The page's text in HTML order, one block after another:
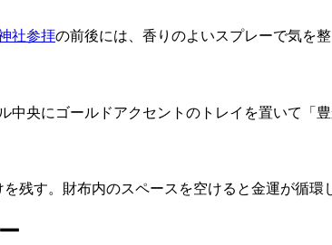
社参拝の前後には、香りのよいスプレーで気を整
央にゴールドアクセントのトレイを置いて「
を残す。財布内のスペースを空けると金運が循環